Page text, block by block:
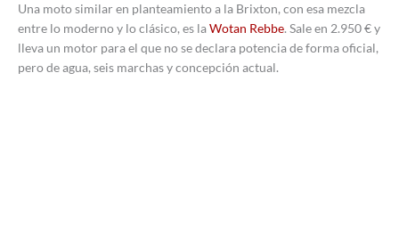
Una moto similar en planteamiento a la Brixton, con esa mezcla
entre lo moderno y lo clásico, es laWotan Rebbe. Sale en 2.950 € y
lleva un motor para el que no se declara potencia de forma oficial,
pero de agua, seis marchas y concepción actual.